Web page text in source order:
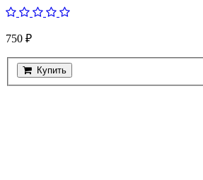
750 ₽
Купить